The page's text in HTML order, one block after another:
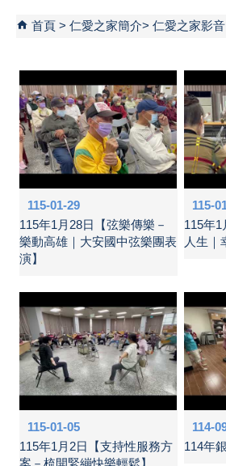
首頁 仁愛之家簡介 仁愛之家影音
115-01-29
115年1月28日【弦樂傳樂－
樂動高雄｜大安國中弦樂團表
演】
115-
115年
人生｜
115-01-05
115年1月2日【支持性服務方
案－梳開緊繃快樂輕鬆】
114-
114年